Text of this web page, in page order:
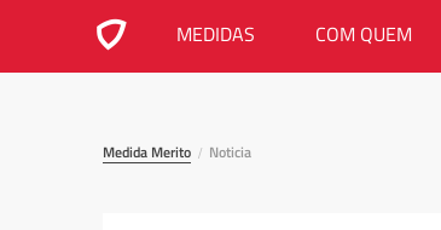
MEDIDAS COM QUEM
Medida Merito / Noticia